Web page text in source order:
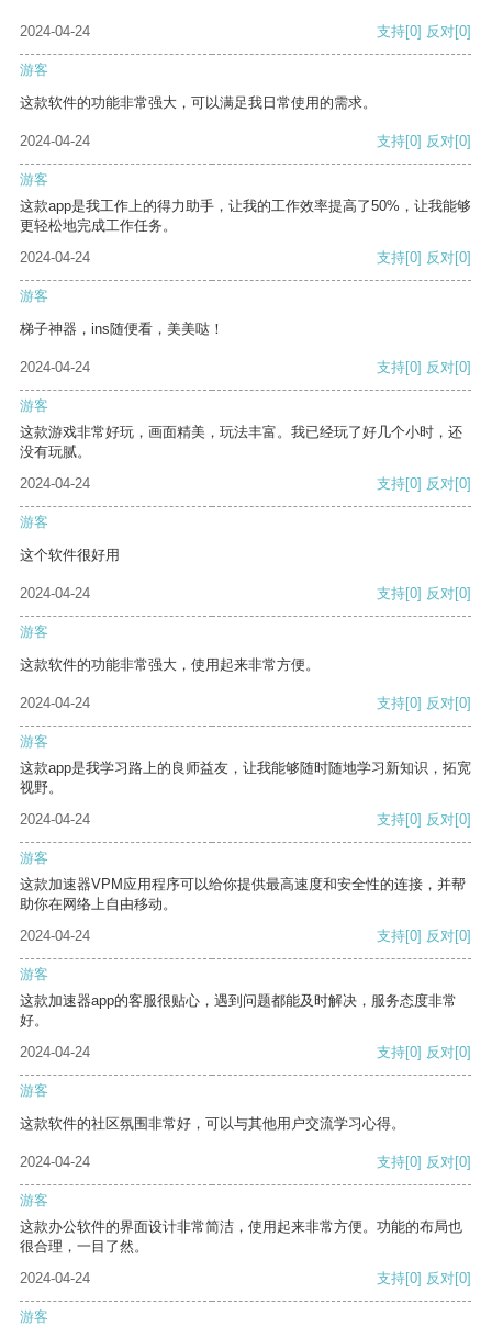
2024-04-24 支持[0] 反对[0]
游客
这款软件的功能非常强大，可以满足我日常使用的需求。
2024-04-24 支持[0] 反对[0]
游客
这款app是我工作上的得力助手，让我的工作效率提高了50%，让我能够
更轻松地完成工作任务。
2024-04-24
支持[0] 反对[0]
游客
梯子神器，ins随便看，美美哒！
2024-04-24 支持[0] 反对[0]
游客
这款游戏非常好玩，画面精美，玩法丰富。我已经玩了好几个小时，还
没有玩腻。
2024-04-24
支持[0] 反对[0]
游客
这个软件很好用
2024-04-24 支持[0] 反对[0]
游客
这款软件的功能非常强大，使用起来非常方便。
2024-04-24 支持[0] 反对[0]
游客
这款app是我学习路上的良师益友，让我能够随时随地学习新知识，拓宽
视野。
2024-04-24
支持[0] 反对[0]
游客
这款加速器VPM应用程序可以给你提供最高速度和安全性的连接，并帮
助你在网络上自由移动。
2024-04-24
支持[0] 反对[0]
游客
这款加速器app的客服很贴心，遇到问题都能及时解决，服务态度非常
好。
2024-04-24
支持[0] 反对[0]
游客
这款软件的社区氛围非常好，可以与其他用户交流学习心得。
2024-04-24 支持[0] 反对[0]
游客
这款办公软件的界面设计非常简洁，使用起来非常方便。功能的布局也
很合理，一目了然。
2024-04-24
支持[0] 反对[0]
游客